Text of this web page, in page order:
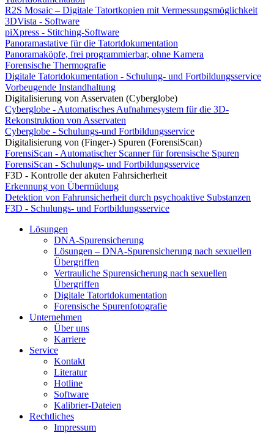
R2S Mosaic – Digitale Tatortkopien mit Vermessungsmöglichkeit
3DVista - Software
piXpress - Stitching-Software
Panoramastative für die Tatortdokumentation
Panoramaköpfe, frei programmierbar, ohne Kamera
Forensische Thermografie
Digitale Tatortdokumentation - Schulung- und Fortbildungsservice
Vorbeugende Instandhaltung
Digitalisierung von Asservaten (Cyberglobe)
Cyberglobe - Automatisches Aufnahmesystem für die 3D-
Rekonstruktion von Asservaten
Cyberglobe - Schulungs-und Fortbildungsservice
Digitalisierung von (Finger-) Spuren (ForensiScan)
ForensiScan - Automatischer Scanner für forensische Spuren
ForensiScan - Schulungs- und Fortbildungsservice
F3D - Kontrolle der akuten Fahrsicherheit
Erkennung von Übermüdung
Detektion von Fahrunsicherheit durch psychoaktive Substanzen
F3D - Schulungs- und Fortbildungsservice
Lösungen
DNA-Spurensicherung
Lösungen – DNA-Spurensicherung nach sexuellen
Übergriffen
Vertrauliche Spurensicherung nach sexuellen
Übergriffen
Digitale Tatortdokumentation
Forensische Spurenfotografie
Unternehmen
Über uns
Karriere
Service
Kontakt
Literatur
Hotline
Software
Kalibrier-Dateien
Rechtliches
Impressum